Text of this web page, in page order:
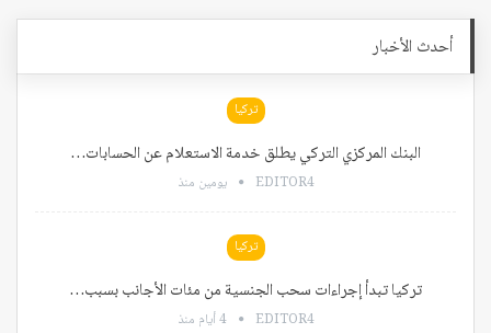
أحدث الأخبار
تركيا
البنك المركزي التركي يطلق خدمة الاستعلام عن الحسابات…
EDITOR4 يومين منذ
تركيا
تركيا تبدأ إجراءات سحب الجنسية من مئات الأجانب بسبب…
EDITOR4 4 أيام منذ